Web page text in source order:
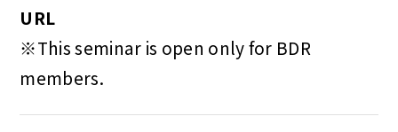
URL
※This seminar is open only for BDR
members.